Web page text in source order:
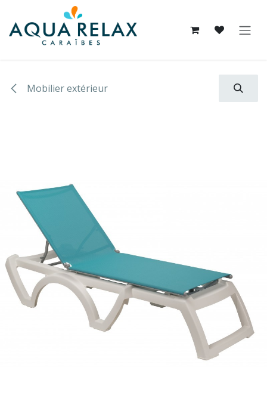
Se rendre au contenu
Mobilier extérieur